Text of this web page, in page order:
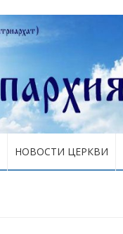
НОВОСТИ ЦЕРКВИ